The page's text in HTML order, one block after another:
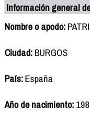
Información general
Nombre o apodo:
Ciudad:BURGOS
País:España
Año de nacimiento: